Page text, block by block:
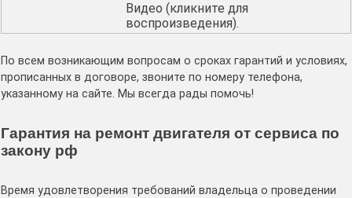
Видео (кликните для
воспроизведения).
По всем возникающим вопросам о сроках гарантий и условиях,
прописанных в договоре, звоните по номеру телефона,
указанному на сайте. Мы всегда рады помочь!
Гарантия на ремонт двигателя от сервиса по
закону рф
Время удовлетворения требований владельца о проведении